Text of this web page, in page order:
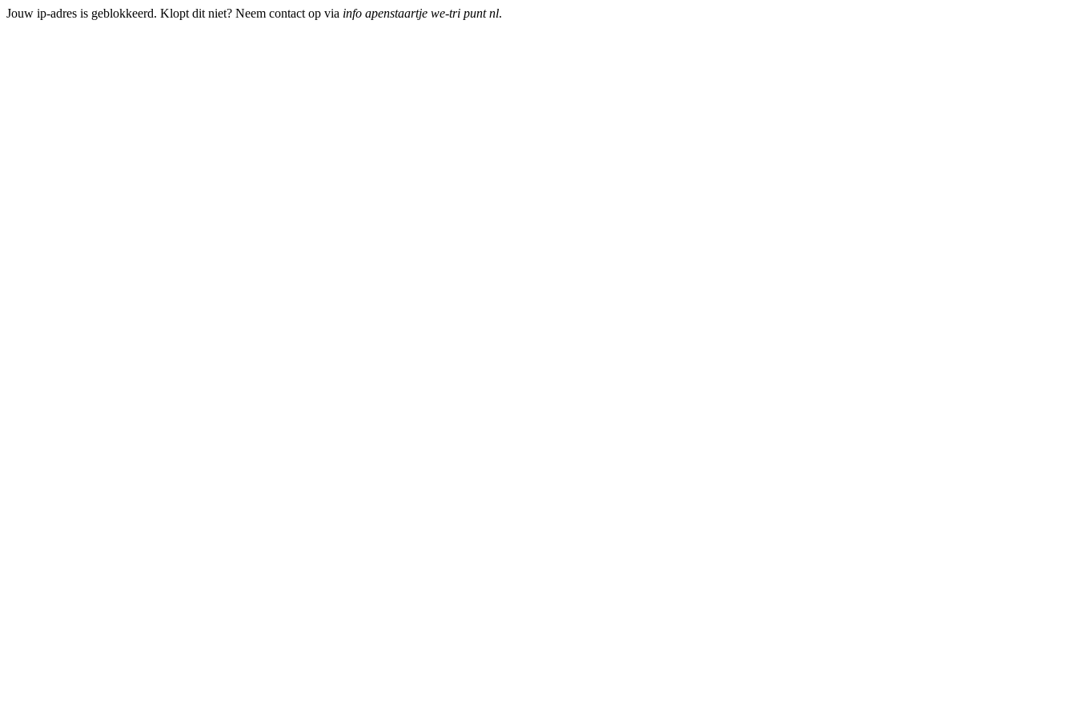
Jouw ip-adres is geblokkeerd. Klopt dit niet? Neem contact op via info apenstaartje we-tri punt nl.